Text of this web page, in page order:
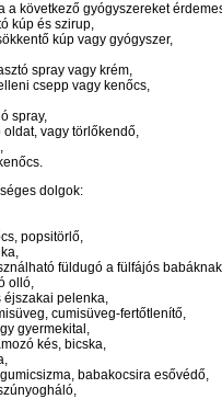
a következő gyógyszereket
kúp és szirup,
kúp vagy gyógyszer,
spray vagy krém,
csepp vagy kenőcs,
spray,
oldat, vagy törlőkendő,
dolgok:
popsitörlő,
füldugó a fülfájós
olló,
éjszakai pelenka,
cumisüveg-fertőtlenítő,
gyermekital,
kés, bicska,
babakocsira esővédő,